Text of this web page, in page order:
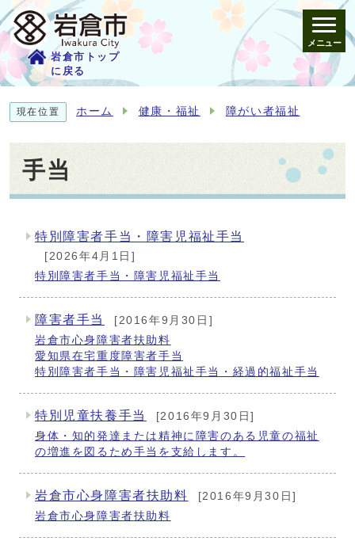
岩倉市トップ
に戻る
メニュー
現在位置 ホーム 健康・福祉 障がい者福祉
手当
メインメニュー
特別障害者手当・障害児福祉手当
[2026年4月1日]
特別障害者手当・障害児福祉手当
障害者手当
[2016年9月30日]
岩倉市心身障害者扶助料
愛知県在宅重度障害者手当
特別障害者手当・障害児福祉手当・経過的福祉手当
特別児童扶養手当
[2016年9月30日]
身体・知的発達または精神に障害のある児童の福祉
の増進を図るため手当を支給します。
岩倉市心身障害者扶助料
[2016年9月30日]
岩倉市心身障害者扶助料